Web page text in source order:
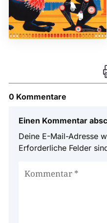
0 Kommentare
Einen Kommentar
Deine E-Mail-Adresse
Erforderliche Felder